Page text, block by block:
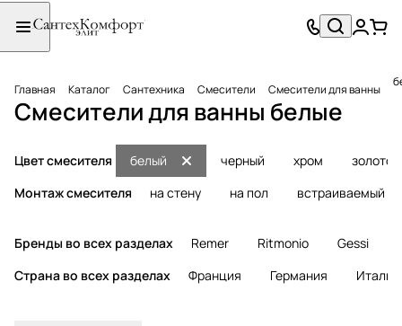
Главная Каталог Сантехника Смесители Смесители для ванны
Смесители для ванны белые
Цвет смесителя белый черный хром
золото
Монтаж смесителя
на стену на пол встраиваемый
Бренды во всех разделах Remer Ritmonio Gessi
Страна во всех разделах
Франция Германия Италия